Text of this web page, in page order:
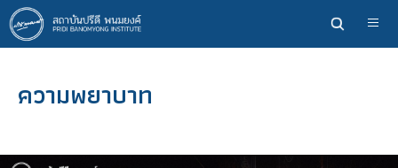
ข้าม
ไป
ยัง
หลักความพยาบาท